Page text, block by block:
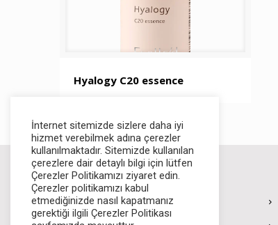
Hyalogy C20 essence
İnternet sitemizde sizlere daha iyi
hizmet verebilmek adına çerezler
kullanılmaktadır. Sitemizde kullanılan
çerezlere dair detaylı bilgi için lütfen
Çerezler Politikamızı ziyaret edin.
Çerezler politikamızı kabul
etmediğinizde nasıl kapatmanız
gerektiği ilgili Çerezler Politikası